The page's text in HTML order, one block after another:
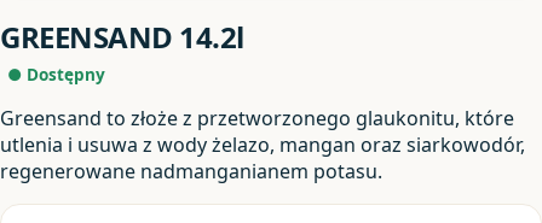
GREENSAND 14.2l
● Dostępny
Greensand to złoże z przetworzonego glaukonitu, które
utlenia i usuwa z wody żelazo, mangan oraz siarkowodór,
regenerowane nadmanganianem potasu.